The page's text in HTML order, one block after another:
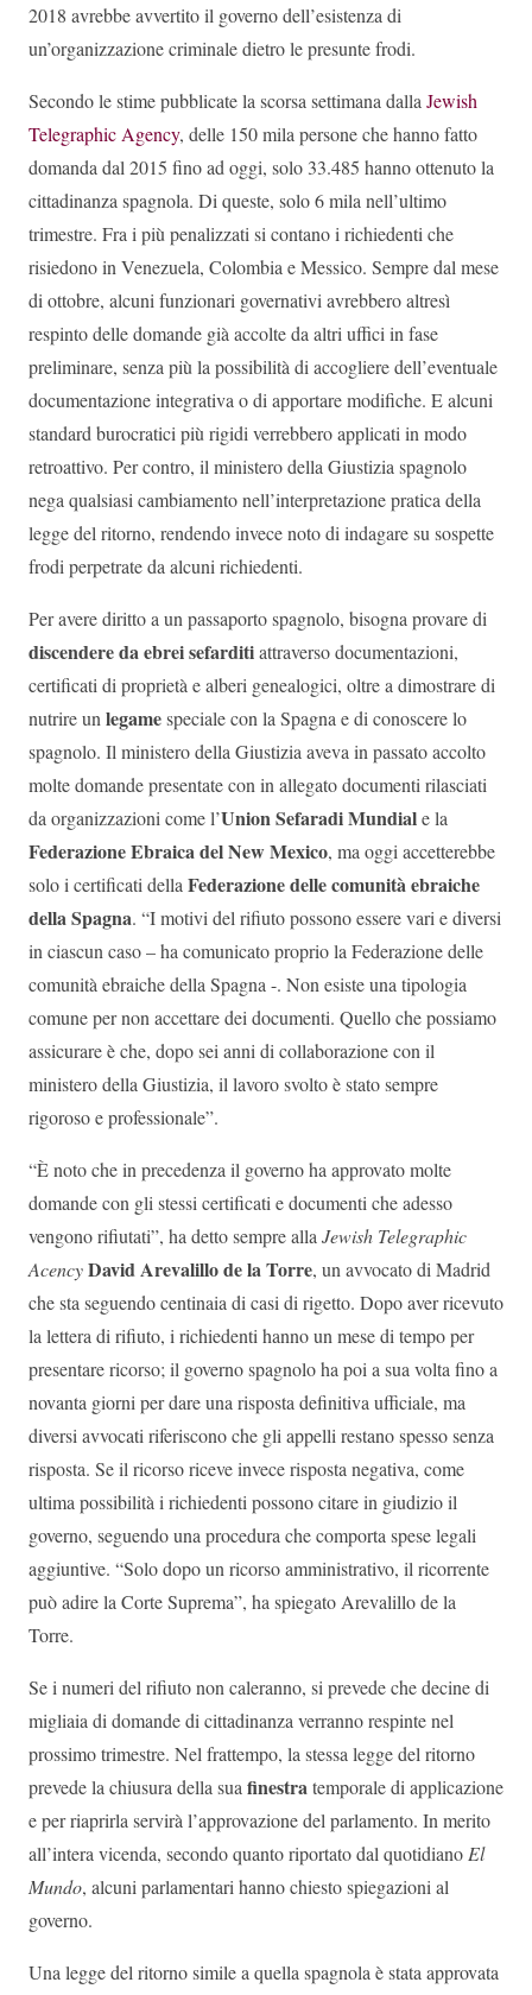
2018 avrebbe avvertito il governo dell’esistenza di
un’organizzazione criminale dietro le presunte frodi.
Secondo le stime pubblicate la scorsa settimana dallaJewish
Telegraphic Agency, delle 150 mila persone che hanno fatto
domanda dal 2015 fino ad oggi, solo 33.485 hanno ottenuto la
cittadinanza spagnola. Di queste, solo 6 mila nell’ultimo
trimestre. Fra i più penalizzati si contano i richiedenti che
risiedono in Venezuela, Colombia e Messico. Sempre dal mese
di ottobre, alcuni funzionari governativi avrebbero altresì
respinto delle domande già accolte da altri uffici in fase
preliminare, senza più la possibilità di accogliere dell’eventuale
documentazione integrativa o di apportare modifiche. E alcuni
standard burocratici più rigidi verrebbero applicati in modo
retroattivo. Per contro, il ministero della Giustizia spagnolo
nega qualsiasi cambiamento nell’interpretazione pratica della
legge del ritorno, rendendo invece noto di indagare su sospette
frodi perpetrate da alcuni richiedenti.
Per avere diritto a un passaporto spagnolo, bisogna provare di
discendere da ebrei sefarditiattraverso documentazioni,
certificati di proprietà e alberi genealogici, oltre a dimostrare di
nutrire unlegamespeciale con la Spagna e di conoscere lo
spagnolo. Il ministero della Giustizia aveva in passato accolto
molte domande presentate con in allegato documenti rilasciati
da organizzazioni come l’Union Sefaradi Mundiale la
Federazione Ebraica del New Mexico, ma oggi accetterebbe
solo i certificati dellaFederazione delle comunità ebraiche
della Spagna. “I motivi del rifiuto possono essere vari e diversi
in ciascun caso – ha comunicato proprio la Federazione delle
comunità ebraiche della Spagna -. Non esiste una tipologia
comune per non accettare dei documenti. Quello che possiamo
assicurare è che, dopo sei anni di collaborazione con il
ministero della Giustizia, il lavoro svolto è stato sempre
rigoroso e professionale”.
“È noto che in precedenza il governo ha approvato molte
domande con gli stessi certificati e documenti che adesso
vengono rifiutati”, ha detto sempre allaJewish Telegraphic
AcencyDavid Arevalillo de la Torre, un avvocato di Madrid
che sta seguendo centinaia di casi di rigetto. Dopo aver ricevuto
la lettera di rifiuto, i richiedenti hanno un mese di tempo per
presentare ricorso; il governo spagnolo ha poi a sua volta fino a
novanta giorni per dare una risposta definitiva ufficiale, ma
diversi avvocati riferiscono che gli appelli restano spesso senza
risposta. Se il ricorso riceve invece risposta negativa, come
ultima possibilità i richiedenti possono citare in giudizio il
governo, seguendo una procedura che comporta spese legali
aggiuntive. “Solo dopo un ricorso amministrativo, il ricorrente
può adire la Corte Suprema”, ha spiegato Arevalillo de la
Torre.
Se i numeri del rifiuto non caleranno, si prevede che decine di
migliaia di domande di cittadinanza verranno respinte nel
prossimo trimestre. Nel frattempo, la stessa legge del ritorno
prevede la chiusura della suafinestratemporale di applicazione
e per riaprirla servirà l’approvazione del parlamento. In merito
all’intera vicenda, secondo quanto riportato dal quotidianoEl
Mundo, alcuni parlamentari hanno chiesto spiegazioni al
governo.
Una legge del ritorno simile a quella spagnola è stata approvata